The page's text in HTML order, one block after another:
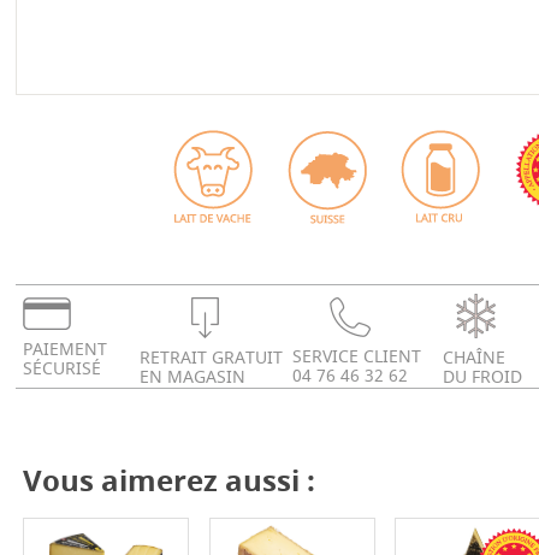
PAIEMENT
SÉCURISÉ RETRAIT GRATUIT
EN MAGASIN
SERVICE CLIENT
04 76 46 32 62
CHAÎNE
DU FROID
Vous aimerez aussi :